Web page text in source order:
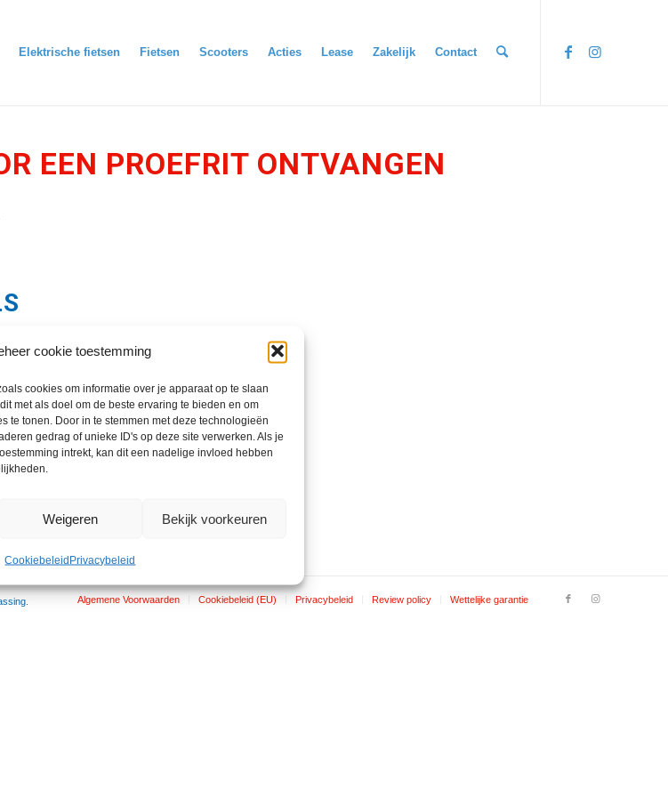
cookie toestemming
cookies om informatie over je apparaat op te slaan
met als doel om de beste ervaring te bieden en om
te tonen. Door in te stemmen met deze technologieën
gedrag of unieke ID's op deze site verwerken. Als je
intrekt, kan dit een nadelige invloed hebben
Weigeren Bekijk voorkeuren
CookiebeleidPrivacybeleid
Elektrische fietsen Fietsen Scooters Acties Lease Zakelijk Contact
EEN PROEFRIT ONTVANGEN
Algemene Voorwaarden Cookiebeleid (EU) Privacybeleid Review policy Wettelijke garantie